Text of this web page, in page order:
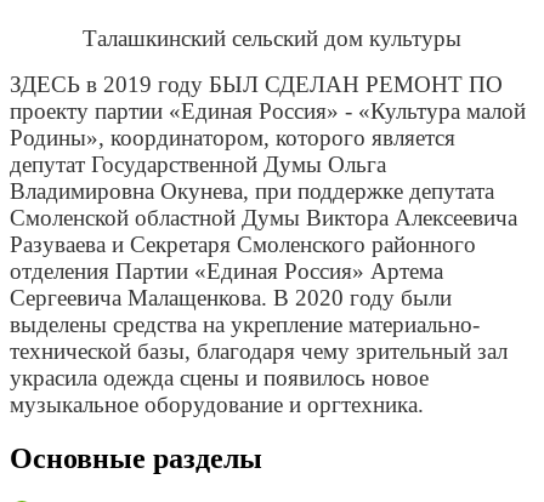
Талашкинский сельский дом культуры
ЗДЕСЬ в 2019 году БЫЛ СДЕЛАН РЕМОНТ ПО
проекту партии «Единая Россия» - «Культура малой
Родины», координатором, которого является
депутат Государственной Думы Ольга
Владимировна Окунева, при поддержке депутата
Смоленской областной Думы Виктора Алексеевича
Разуваева и Секретаря Смоленского районного
отделения Партии «Единая Россия» Артема
Сергеевича Малащенкова. В 2020 году были
выделены средства на укрепление материально-
технической базы, благодаря чему зрительный зал
украсила одежда сцены и появилось новое
музыкальное оборудование и оргтехника.
Основные разделы